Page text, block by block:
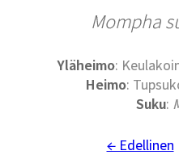
Mompha
Yläheimo:
Heimo:
Suku:
← Edellinen